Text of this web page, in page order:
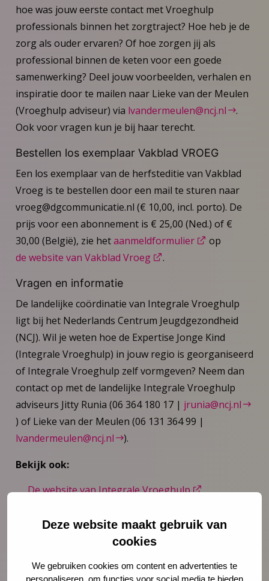
Deze website maakt gebruik van
cookies
We gebruiken cookies om content en advertenties te
personaliseren, om functies voor social media te bieden
hoe was jouw eerste contact met Vroeghulp
professionals binnen het zorgtraject? Hoe heb je de
zorg als ouder ervaren? Of hoe zorgen jij als
professional binnen de keten voor een goede
samenwerking? Deel jouw voorbeelden, verhalen en
inspiratie door te mailen naar Lieke van der Meulen
(Vroeghulp adviseur) via lvandermeulen@ncj.nl
.
Ook voor vragen kun je bij haar terecht.
Bestellen los exemplaar Vakblad VROEG
Een los exemplaar van de herfsteditie van Vakblad
Vroeg is te bestellen door een mail te sturen naar
vroeg@dgcommunicatie.nl (€ 10,00, incl. porto). De
prijs voor een abonnement is € 25,00 (Ned.) of €
30,00 (België), zie hetaanmeldformulier
op
de website van Vakblad Vroeg
.
Vragen en informatie
De landelijke coördinatie van Integrale Vroeghulp
ligt bij het Nederlands Centrum Jeugdgezondheid
(NCJ). Wil je weten hoe de Expertise Jonge Kind
(Integrale Vroeghulp) in jouw regio is georganiseerd
of Integrale Vroeghulp zelf vormgeven? Neem dan
contact op met de landelijke Integrale Vroeghulp
adviseurs Jitty Runia (06 364 180 17 | jrunia@ncj.nl
) of Lieke van der Meulen (06 131 364 99 |
lvandermeulen@ncj.nl
).
Bekijk ook:
De website van Integrale Vroeghulp
Vroeghulp
Producten en diensten: Interventies